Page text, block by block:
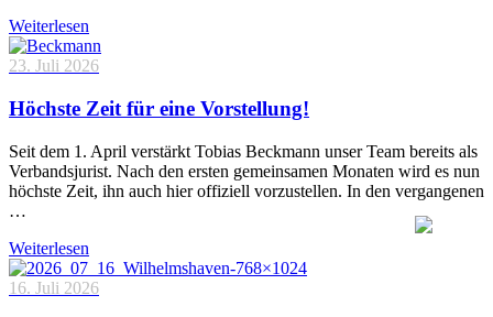
Weiterlesen
23. Juli 2026
Höchste Zeit für eine Vorstellung!
Seit dem 1. April verstärkt Tobias Beckmann unser Team bereits als
Verbandsjurist. Nach den ersten gemeinsamen Monaten wird es nun
höchste Zeit, ihn auch hier offiziell vorzustellen. In den vergangenen
…
Weiterlesen
16. Juli 2026